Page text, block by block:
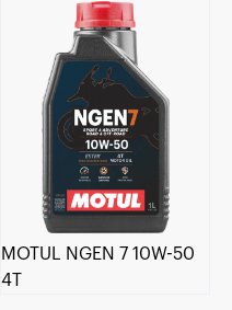
MOTUL NGEN 7 10W-50
4T